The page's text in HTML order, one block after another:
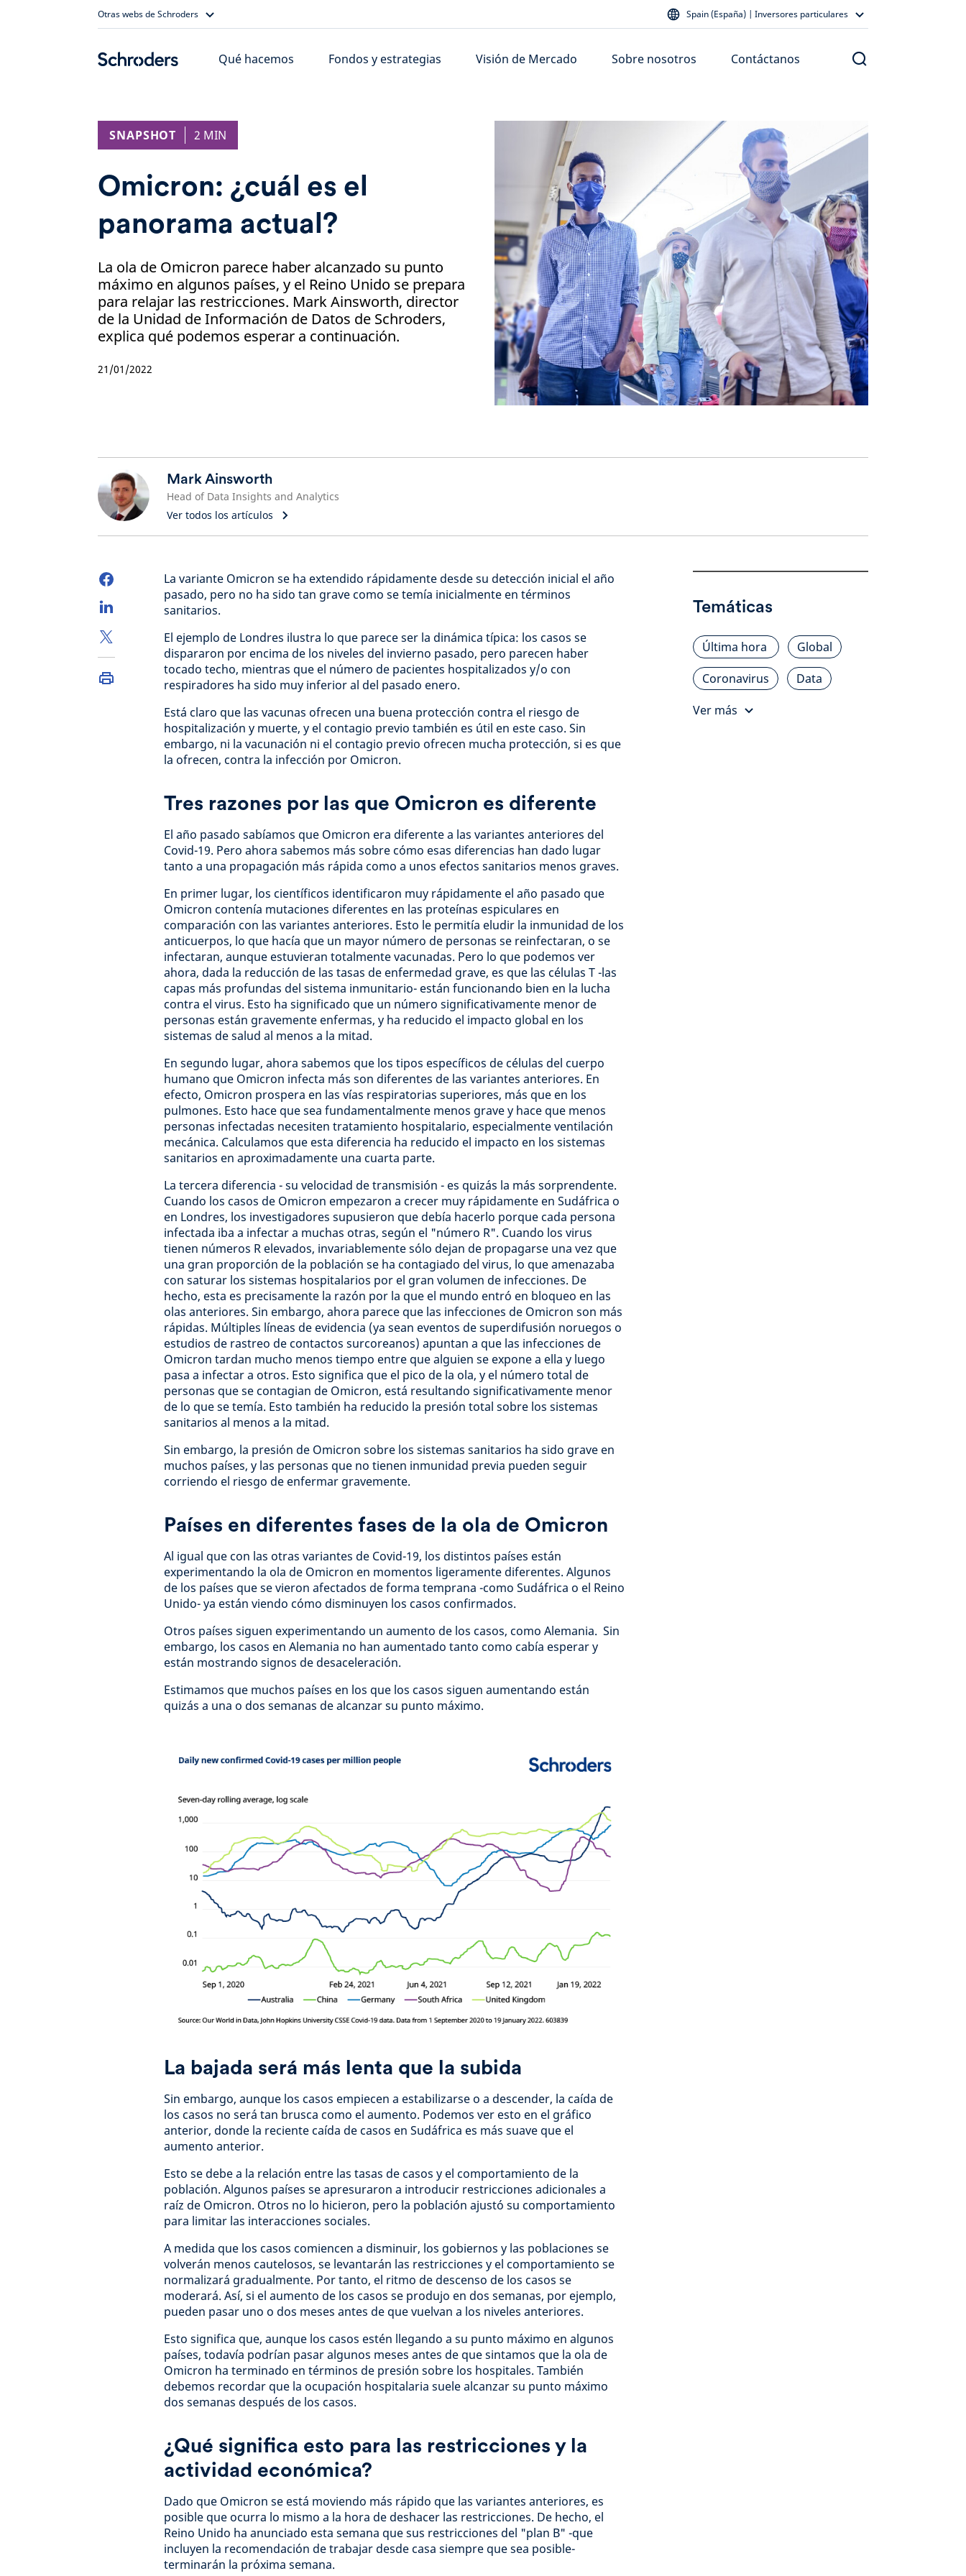
Otras webs de Schroders Spain (España) | Inversores particulares
Qué hacemos Fondos y estrategias Visión de Mercado Sobre nosotros Contáctanos
SNAPSHOT 2 MIN
Omicron: ¿cuál es el
panorama actual?
La ola de Omicron parece haber alcanzado su punto
máximo en algunos países, y el Reino Unido se prepara
para relajar las restricciones. Mark Ainsworth, director
de la Unidad de Información de Datos de Schroders,
explica qué podemos esperar a continuación.
21/01/2022
Mark Ainsworth
Head of Data Insights and Analytics
Ver todos los artículos
La variante Omicron se ha extendido rápidamente desde su detección inicial el año
pasado, pero no ha sido tan grave como se temía inicialmente en términos
sanitarios.
El ejemplo de Londres ilustra lo que parece ser la dinámica típica: los casos se
dispararon por encima de los niveles del invierno pasado, pero parecen haber
tocado techo, mientras que el número de pacientes hospitalizados y/o con
respiradores ha sido muy inferior al del pasado enero.
Está claro que las vacunas ofrecen una buena protección contra el riesgo de
hospitalización y muerte, y el contagio previo también es útil en este caso. Sin
embargo, ni la vacunación ni el contagio previo ofrecen mucha protección, si es que
la ofrecen, contra la infección por Omicron.
Tres razones por las que Omicron es diferente
El año pasado sabíamos que Omicron era diferente a las variantes anteriores del
Covid-19. Pero ahora sabemos más sobre cómo esas diferencias han dado lugar
tanto a una propagación más rápida como a unos efectos sanitarios menos graves.
En primer lugar, los científicos identificaron muy rápidamente el año pasado que
Omicron contenía mutaciones diferentes en las proteínas espiculares en
comparación con las variantes anteriores. Esto le permitía eludir la inmunidad de los
anticuerpos, lo que hacía que un mayor número de personas se reinfectaran, o se
infectaran, aunque estuvieran totalmente vacunadas. Pero lo que podemos ver
ahora, dada la reducción de las tasas de enfermedad grave, es que las células T -las
capas más profundas del sistema inmunitario- están funcionando bien en la lucha
contra el virus. Esto ha significado que un número significativamente menor de
personas están gravemente enfermas, y ha reducido el impacto global en los
sistemas de salud al menos a la mitad.
En segundo lugar, ahora sabemos que los tipos específicos de células del cuerpo
humano que Omicron infecta más son diferentes de las variantes anteriores. En
efecto, Omicron prospera en las vías respiratorias superiores, más que en los
pulmones. Esto hace que sea fundamentalmente menos grave y hace que menos
personas infectadas necesiten tratamiento hospitalario, especialmente ventilación
mecánica. Calculamos que esta diferencia ha reducido el impacto en los sistemas
sanitarios en aproximadamente una cuarta parte.
La tercera diferencia - su velocidad de transmisión - es quizás la más sorprendente.
Cuando los casos de Omicron empezaron a crecer muy rápidamente en Sudáfrica o
en Londres, los investigadores supusieron que debía hacerlo porque cada persona
infectada iba a infectar a muchas otras, según el "número R". Cuando los virus
tienen números R elevados, invariablemente sólo dejan de propagarse una vez que
una gran proporción de la población se ha contagiado del virus, lo que amenazaba
con saturar los sistemas hospitalarios por el gran volumen de infecciones. De
hecho, esta es precisamente la razón por la que el mundo entró en bloqueo en las
olas anteriores. Sin embargo, ahora parece que las infecciones de Omicron son más
rápidas. Múltiples líneas de evidencia (ya sean eventos de superdifusión noruegos o
estudios de rastreo de contactos surcoreanos) apuntan a que las infecciones de
Omicron tardan mucho menos tiempo entre que alguien se expone a ella y luego
pasa a infectar a otros. Esto significa que el pico de la ola, y el número total de
personas que se contagian de Omicron, está resultando significativamente menor
de lo que se temía. Esto también ha reducido la presión total sobre los sistemas
sanitarios al menos a la mitad.
Sin embargo, la presión de Omicron sobre los sistemas sanitarios ha sido grave en
muchos países, y las personas que no tienen inmunidad previa pueden seguir
corriendo el riesgo de enfermar gravemente.
Países en diferentes fases de la ola de Omicron
Al igual que con las otras variantes de Covid-19, los distintos países están
experimentando la ola de Omicron en momentos ligeramente diferentes. Algunos
de los países que se vieron afectados de forma temprana -como Sudáfrica o el Reino
Unido- ya están viendo cómo disminuyen los casos confirmados.
Otros países siguen experimentando un aumento de los casos, como Alemania. Sin
embargo, los casos en Alemania no han aumentado tanto como cabía esperar y
están mostrando signos de desaceleración.
Estimamos que muchos países en los que los casos siguen aumentando están
quizás a una o dos semanas de alcanzar su punto máximo.
La bajada será más lenta que la subida
Sin embargo, aunque los casos empiecen a estabilizarse o a descender, la caída de
los casos no será tan brusca como el aumento. Podemos ver esto en el gráfico
anterior, donde la reciente caída de casos en Sudáfrica es más suave que el
aumento anterior.
Esto se debe a la relación entre las tasas de casos y el comportamiento de la
población. Algunos países se apresuraron a introducir restricciones adicionales a
raíz de Omicron. Otros no lo hicieron, pero la población ajustó su comportamiento
para limitar las interacciones sociales.
A medida que los casos comiencen a disminuir, los gobiernos y las poblaciones se
volverán menos cautelosos, se levantarán las restricciones y el comportamiento se
normalizará gradualmente. Por tanto, el ritmo de descenso de los casos se
moderará. Así, si el aumento de los casos se produjo en dos semanas, por ejemplo,
pueden pasar uno o dos meses antes de que vuelvan a los niveles anteriores.
Esto significa que, aunque los casos estén llegando a su punto máximo en algunos
países, todavía podrían pasar algunos meses antes de que sintamos que la ola de
Omicron ha terminado en términos de presión sobre los hospitales. También
debemos recordar que la ocupación hospitalaria suele alcanzar su punto máximo
dos semanas después de los casos.
¿Qué significa esto para las restricciones y la
actividad económica?
Dado que Omicron se está moviendo más rápido que las variantes anteriores, es
posible que ocurra lo mismo a la hora de deshacer las restricciones. De hecho, el
Reino Unido ha anunciado esta semana que sus restricciones del "plan B" -que
incluyen la recomendación de trabajar desde casa siempre que sea posible-
terminarán la próxima semana.
Temáticas
Última hora
Global
Coronavirus
Data
Ver más